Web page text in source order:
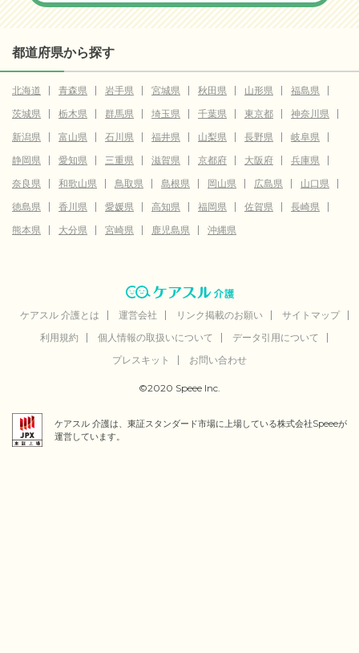
都道府県から探す
北海道 青森県 岩手県 宮城県 秋田県 山形県
福島県
茨城県
栃木県 群馬県 埼玉県 千葉県 東京都
神奈川県
新潟県
富山県 石川県 福井県 山梨県 長野県
岐阜県
静岡県
愛知県 三重県 滋賀県 京都府 大阪府
兵庫県
奈良県
和歌山県 鳥取県 島根県 岡山県 広島県
山口県
徳島県
香川県 愛媛県 高知県 福岡県 佐賀県
長崎県
熊本県
大分県 宮崎県 鹿児島県 沖縄県
ケアスル 介護とは 運営会社 リンク掲載のお願い
サイトマップ
利用規約
個人情報の取扱いについて
データ引用について
プレスキット
お問い合わせ
©2020 Speee Inc.
ケアスル 介護は、東証スタンダード市場に上場している株式会社Speeeが
運営しています。